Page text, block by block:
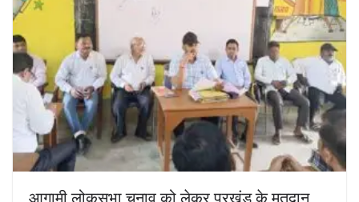
आगामी लोकसभा चुनाव को लेकर प्रखंड के मतदान